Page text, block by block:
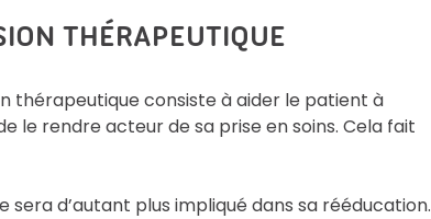
THÉRAPEUTIQUE
thérapeutique consiste à aider le patient à
le rendre acteur de sa prise en soins. Cela fait
d’autant plus impliqué dans sa rééducation.